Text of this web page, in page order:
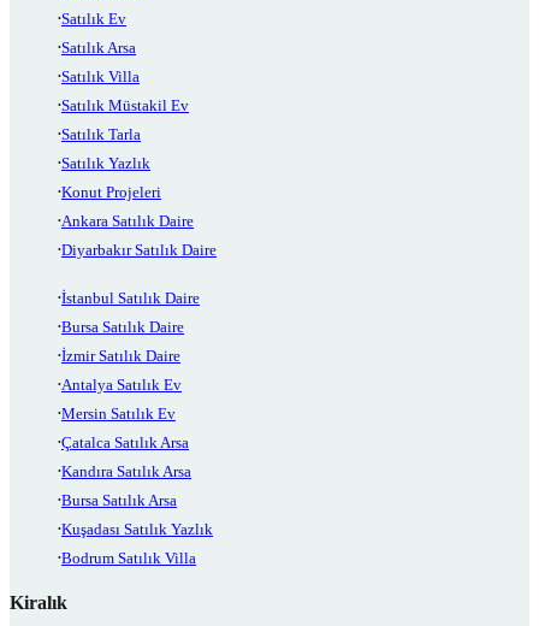
Satılık Ev
Satılık Arsa
Satılık Villa
Satılık Müstakil Ev
Satılık Tarla
Satılık Yazlık
Konut Projeleri
Ankara Satılık Daire
Diyarbakır Satılık Daire
İstanbul Satılık Daire
Bursa Satılık Daire
İzmir Satılık Daire
Antalya Satılık Ev
Mersin Satılık Ev
Çatalca Satılık Arsa
Kandıra Satılık Arsa
Bursa Satılık Arsa
Kuşadası Satılık Yazlık
Bodrum Satılık Villa
Kiralık